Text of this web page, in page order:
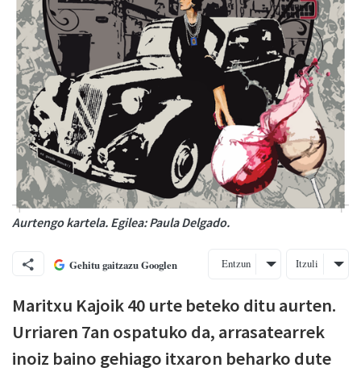
Aurtengo kartela. Egilea: Paula Delgado.
Gehitu gaitzazu Googlen Entzun Itzuli
Maritxu Kajoik 40 urte beteko ditu aurten.
Urriaren 7an ospatuko da, arrasatearrek
inoiz baino gehiago itxaron beharko dute